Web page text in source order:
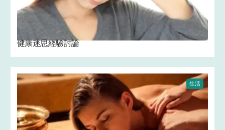
健康迷思經驗討論
生活